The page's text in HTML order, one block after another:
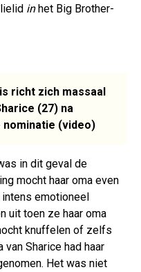
inhet Big Brother-
richt zich massaal
(27) na
(video)
in dit geval de
mocht haar oma even
emotioneel
uit toen ze haar oma
knuffelen of zelfs
van Sharice had haar
Het was niet